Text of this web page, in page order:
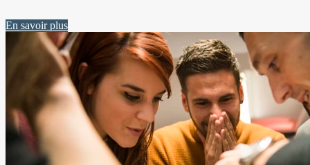
En savoir plus